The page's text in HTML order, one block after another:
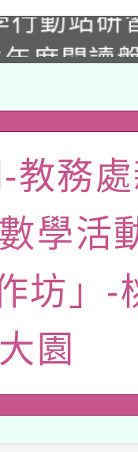
告(無人
度閱讀
師名單
教學軟
申請許可
利署委託
辦理「
及節水達
(星期六
福系列
景藝術
度第2次
告(無人
行動站研
度閱讀
教務
數學活
坊」-
大園